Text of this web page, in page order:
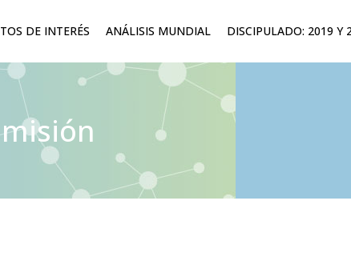
DE INTERÉS ANÁLISIS MUNDIAL DISCIPULADO: 2019 Y